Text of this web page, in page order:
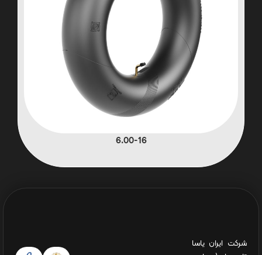
6.00-16
شرکت ایران یاسا